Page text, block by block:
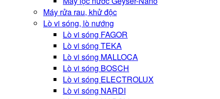
Máy rửa rau, khử độc
Lò vi sóng, lò nướng
Lò vi sóng FAGOR
Lò vi sóng TEKA
Lò vi sóng MALLOCA
Lò vi sóng BOSCH
Lò vi sóng ELECTROLUX
Lò vi sóng NARDI